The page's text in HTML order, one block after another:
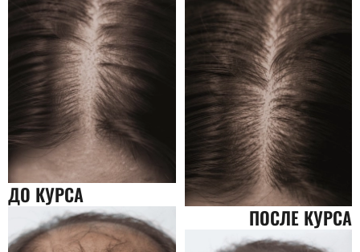
ДО КУРСА
ПОСЛЕ КУРСА